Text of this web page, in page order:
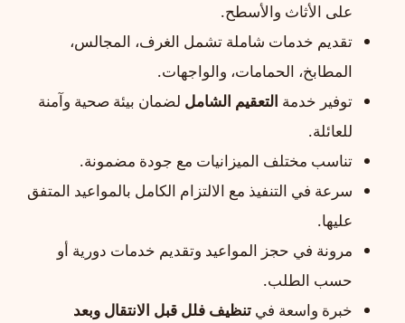
على الأثاث والأسطح.
تقديم خدمات شاملة تشمل الغرف، المجالس،
المطابخ، الحمامات، والواجهات.
توفير خدمة التعقيم الشامل لضمان بيئة صحية وآمنة
للعائلة.
تناسب مختلف الميزانيات مع جودة مضمونة.
سرعة في التنفيذ مع الالتزام الكامل بالمواعيد المتفق
عليها.
مرونة في حجز المواعيد وتقديم خدمات دورية أو
حسب الطلب.
خبرة واسعة في تنظيف فلل قبل الانتقال وبعد